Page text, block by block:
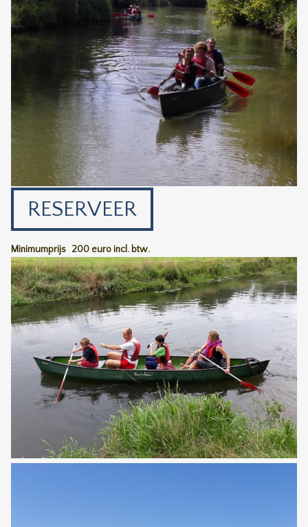
RESERVEER
Minimumprijs 200 euro incl. btw.